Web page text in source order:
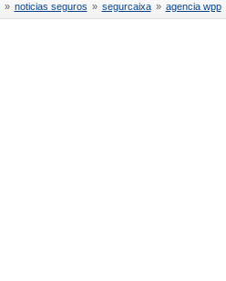
» noticias seguros » segurcaixa » agencia wpp